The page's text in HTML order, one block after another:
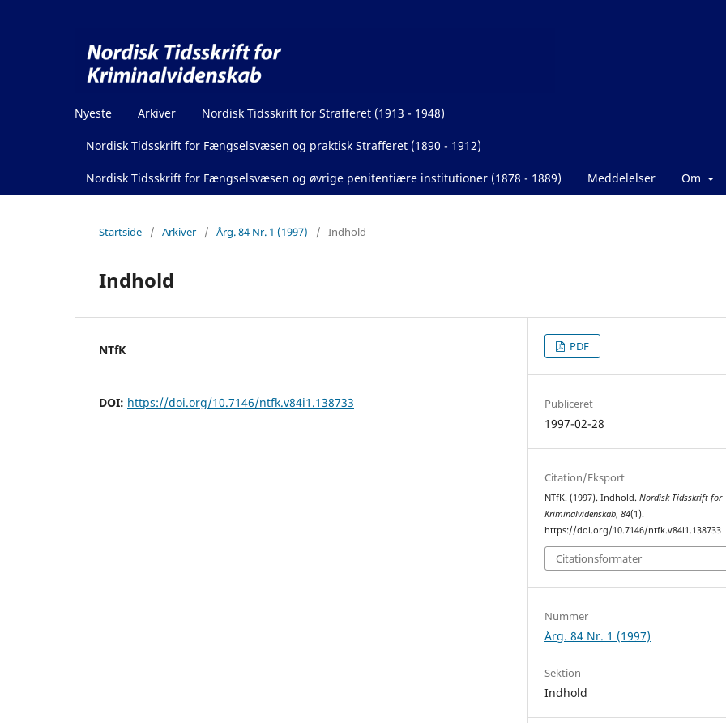
Nyeste Arkiver Nordisk Tidsskrift for Strafferet (1913 - 1948)
Nordisk Tidsskrift for Fængselsvæsen og praktisk Strafferet (1890 - 1912)
Nordisk Tidsskrift for Fængselsvæsen og øvrige penitentiære institutioner (1878 - 1889) Meddelelser Om
Startside / Arkiver / Årg. 84 Nr. 1 (1997) / Indhold
Indhold
NTfK
DOI: https://doi.org/10.7146/ntfk.v84i1.138733
PDF
Publiceret
1997-02-28
Citation/Eksport
NTfK. (1997). Indhold.Nordisk Tidsskrift for
Kriminalvidenskab,84(1).
https://doi.org/10.7146/ntfk.v84i1.138733
Citationsformater
Nummer
Årg. 84 Nr. 1 (1997)
Sektion
Indhold